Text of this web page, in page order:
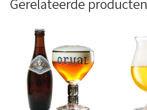
Gerelateerde producten